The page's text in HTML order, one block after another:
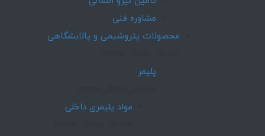
مشاوره فنی
محصولات پتروشیمی و پالایشگاهی
پلیمر
مواد پلیمری داخلی